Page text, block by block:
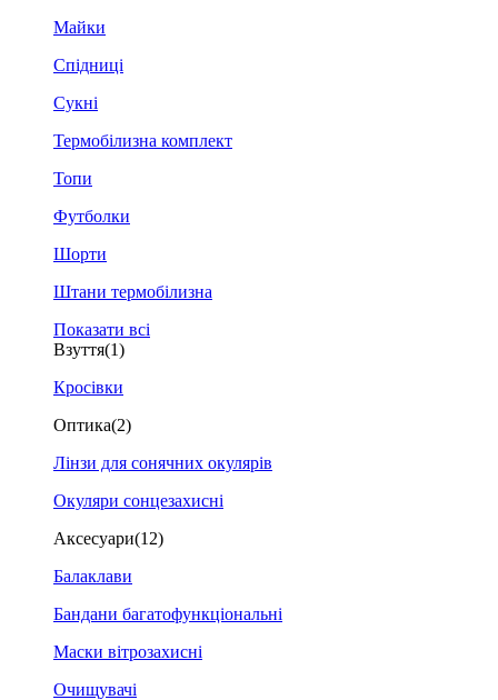
Майки
Спідниці
Сукні
Термобілизна комплект
Топи
Футболки
Шорти
Штани термобілизна
Показати всі
Взуття(1)
Кросівки
Оптика(2)
Лінзи для сонячних окулярів
Окуляри сонцезахисні
Аксесуари(12)
Балаклави
Бандани багатофункціональні
Маски вітрозахисні
Очищувачі